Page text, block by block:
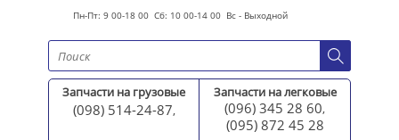
Пн-Пт: 9 00-18 00 Сб: 10 00-14 00 Вс - Выходной
Запчасти на грузовые
(098) 514-24-87,
Запчасти на легковые
(096) 345 28 60,
(095) 872 45 28